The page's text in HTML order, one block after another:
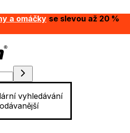
a omáčky se slevou až 20 %
vyhledávání